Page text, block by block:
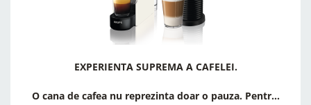
EXPERIENTA SUPREMA A CAFELEI.
O cana de cafea nu reprezinta doar o pauza. Pentr...